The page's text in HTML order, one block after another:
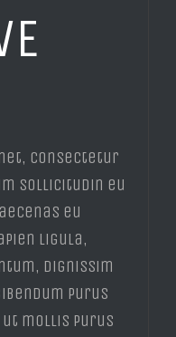
consectetur
sollicitudin eu
eu
ligula,
dignissim
purus
mollis purus